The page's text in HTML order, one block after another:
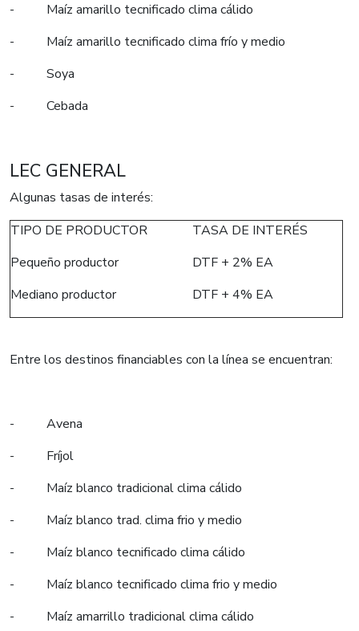
​- Maíz amarillo tecnificado clima cálido
- Maíz amarillo tecnificado clima frío y medio
- Soya
- Cebada
LEC GENERAL
Algunas tasas de interés:
TIPO DE PRODUCTOR
TASA DE INTERÉS
Pequeño productor
DTF + 2% EA
Mediano productor
DTF + 4% EA
Entre los destinos financiables con la línea se encuentran:
- Avena
- Fríjol
- Maíz blanco tradicional clima cálido
- Maíz blanco trad. clima frio y medio
- Maíz blanco tecnificado clima cálido
- Maíz blanco tecnificado clima frio y medio
- Maíz amarrillo tradicional clima cálido